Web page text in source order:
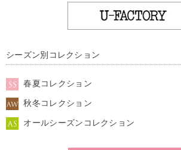
シーズン別コレクション
春夏コレクション
秋冬コレクション
オールシーズンコレクション